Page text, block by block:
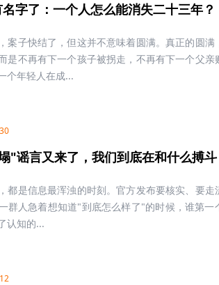
字了：一个人怎么能消失二十三年？
案子快结了，但这并不意味着圆满。真正的圆满
是不再有下一个孩子被拐走，不再有下一个父亲
个年轻人在成...
"谣言又来了，我们到底在和什么搏斗
都是信息最浑浊的时刻。官方发布要核实、要走
群人急着想知道"到底怎么样了"的时候，谁第一
认知的...